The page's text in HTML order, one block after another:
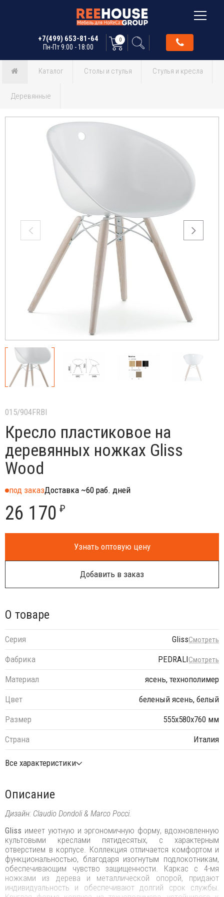
+7(499) 653-81-64
Пн-Пт 9:00 - 18:00
0
Каталог Столы и стулья Стулья и кресла
Деревянные
015/904FRBI
Кресло пластиковое на
деревянных ножках Gliss
Wood
под заказДоставка ~60 раб. дней
26 170 ₽
Узнать оптовую цену
Добавить в заказ
О товаре
Серия GlissСмотреть
Фабрика PEDRALIСмотреть
Материал
ясень, технополимер
Цвет
беленый ясень, белый
Размер
555х580х760 мм
Страна
Италия
Все характеристики
Описание
Дизайн: Claudio Dondoli & Marco Pocci.
Gliss имеет уютную и эргономичную форму, вдохновленную
культовыми креслами пятидесятых, с характерным
отверстием в корпусе. Коллекция отличается комфортом и
функциональностью, благодаря изогнутым подлокотникам,
обеспечивающим чувство защищенности. Каркас с 4-мя
ножками из дерева и металлической опорой, придают
индивидуальность и обеспечивают долгий срок службы.